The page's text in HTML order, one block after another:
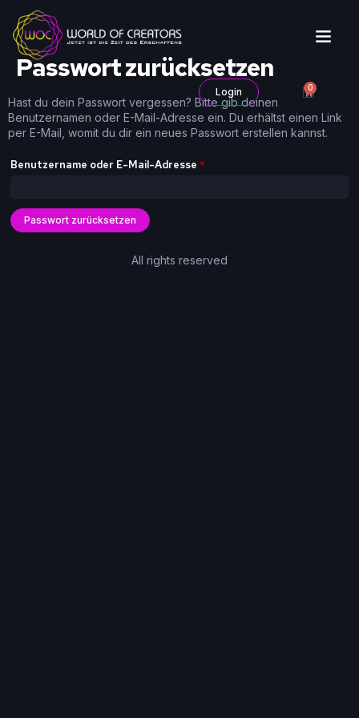
Login 0
Passwort zurücksetzen
Hast du dein Passwort vergessen? Bitte gib deinen
Benutzernamen oder E-Mail-Adresse ein. Du erhältst einen Link
per E-Mail, womit du dir ein neues Passwort erstellen kannst.
Benutzername oder E-Mail-Adresse *
Passwort zurücksetzen
All rights reserved